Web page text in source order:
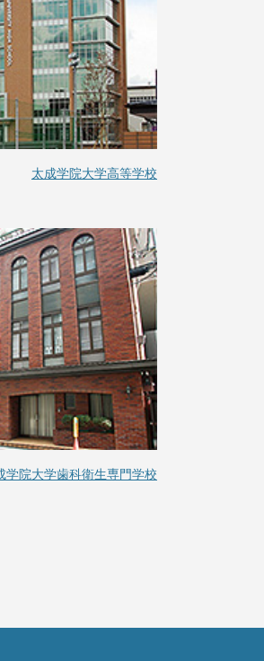
太成学院大学高等学校
学院大学歯科衛生専門学校